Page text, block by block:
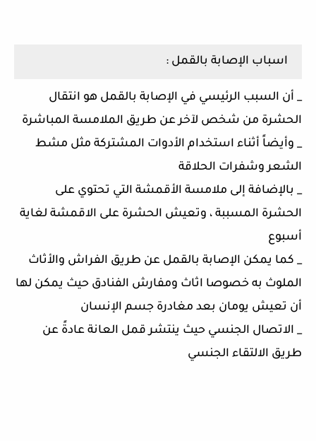
اسباب الإصابة بالقمل :
_ أن السبب الرئيسي في الإصابة بالقمل هو انتقال
الحشرة من شخص لآخر عن طريق الملامسة المباشرة
_ وأيضاً أثناء استخدام الأدوات المشتركة مثل مشط
الشعر وشفرات الحلاقة
_ بالإضافة إلى ملامسة الأقمشة التي تحتوي على
الحشرة المسببة ، وتعيش الحشرة على الاقمشة لغاية
أسبوع
_ كما يمكن الإصابة بالقمل عن طريق الفراش والأثاث
الملوث به خصوصا اثاث ومفارش الفنادق حيث يمكن لها
أن تعيش يومان بعد مغادرة جسم الإنسان
_ الاتصال الجنسي حيث ينتشر قمل العانة عادةً عن
طريق الالتقاء الجنسي